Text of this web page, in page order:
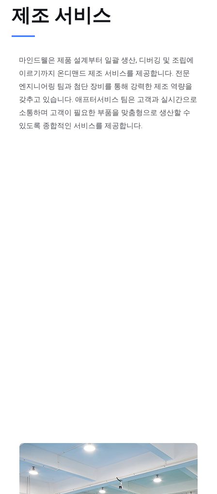
제조 서비스
마인드웰은 제품 설계부터 일괄 생산, 디버깅 및 조립에
이르기까지 온디맨드 제조 서비스를 제공합니다. 전문
엔지니어링 팀과 첨단 장비를 통해 강력한 제조 역량을
갖추고 있습니다. 애프터서비스 팀은 고객과 실시간으로
소통하며 고객이 필요한 부품을 맞춤형으로 생산할 수
있도록 종합적인 서비스를 제공합니다.